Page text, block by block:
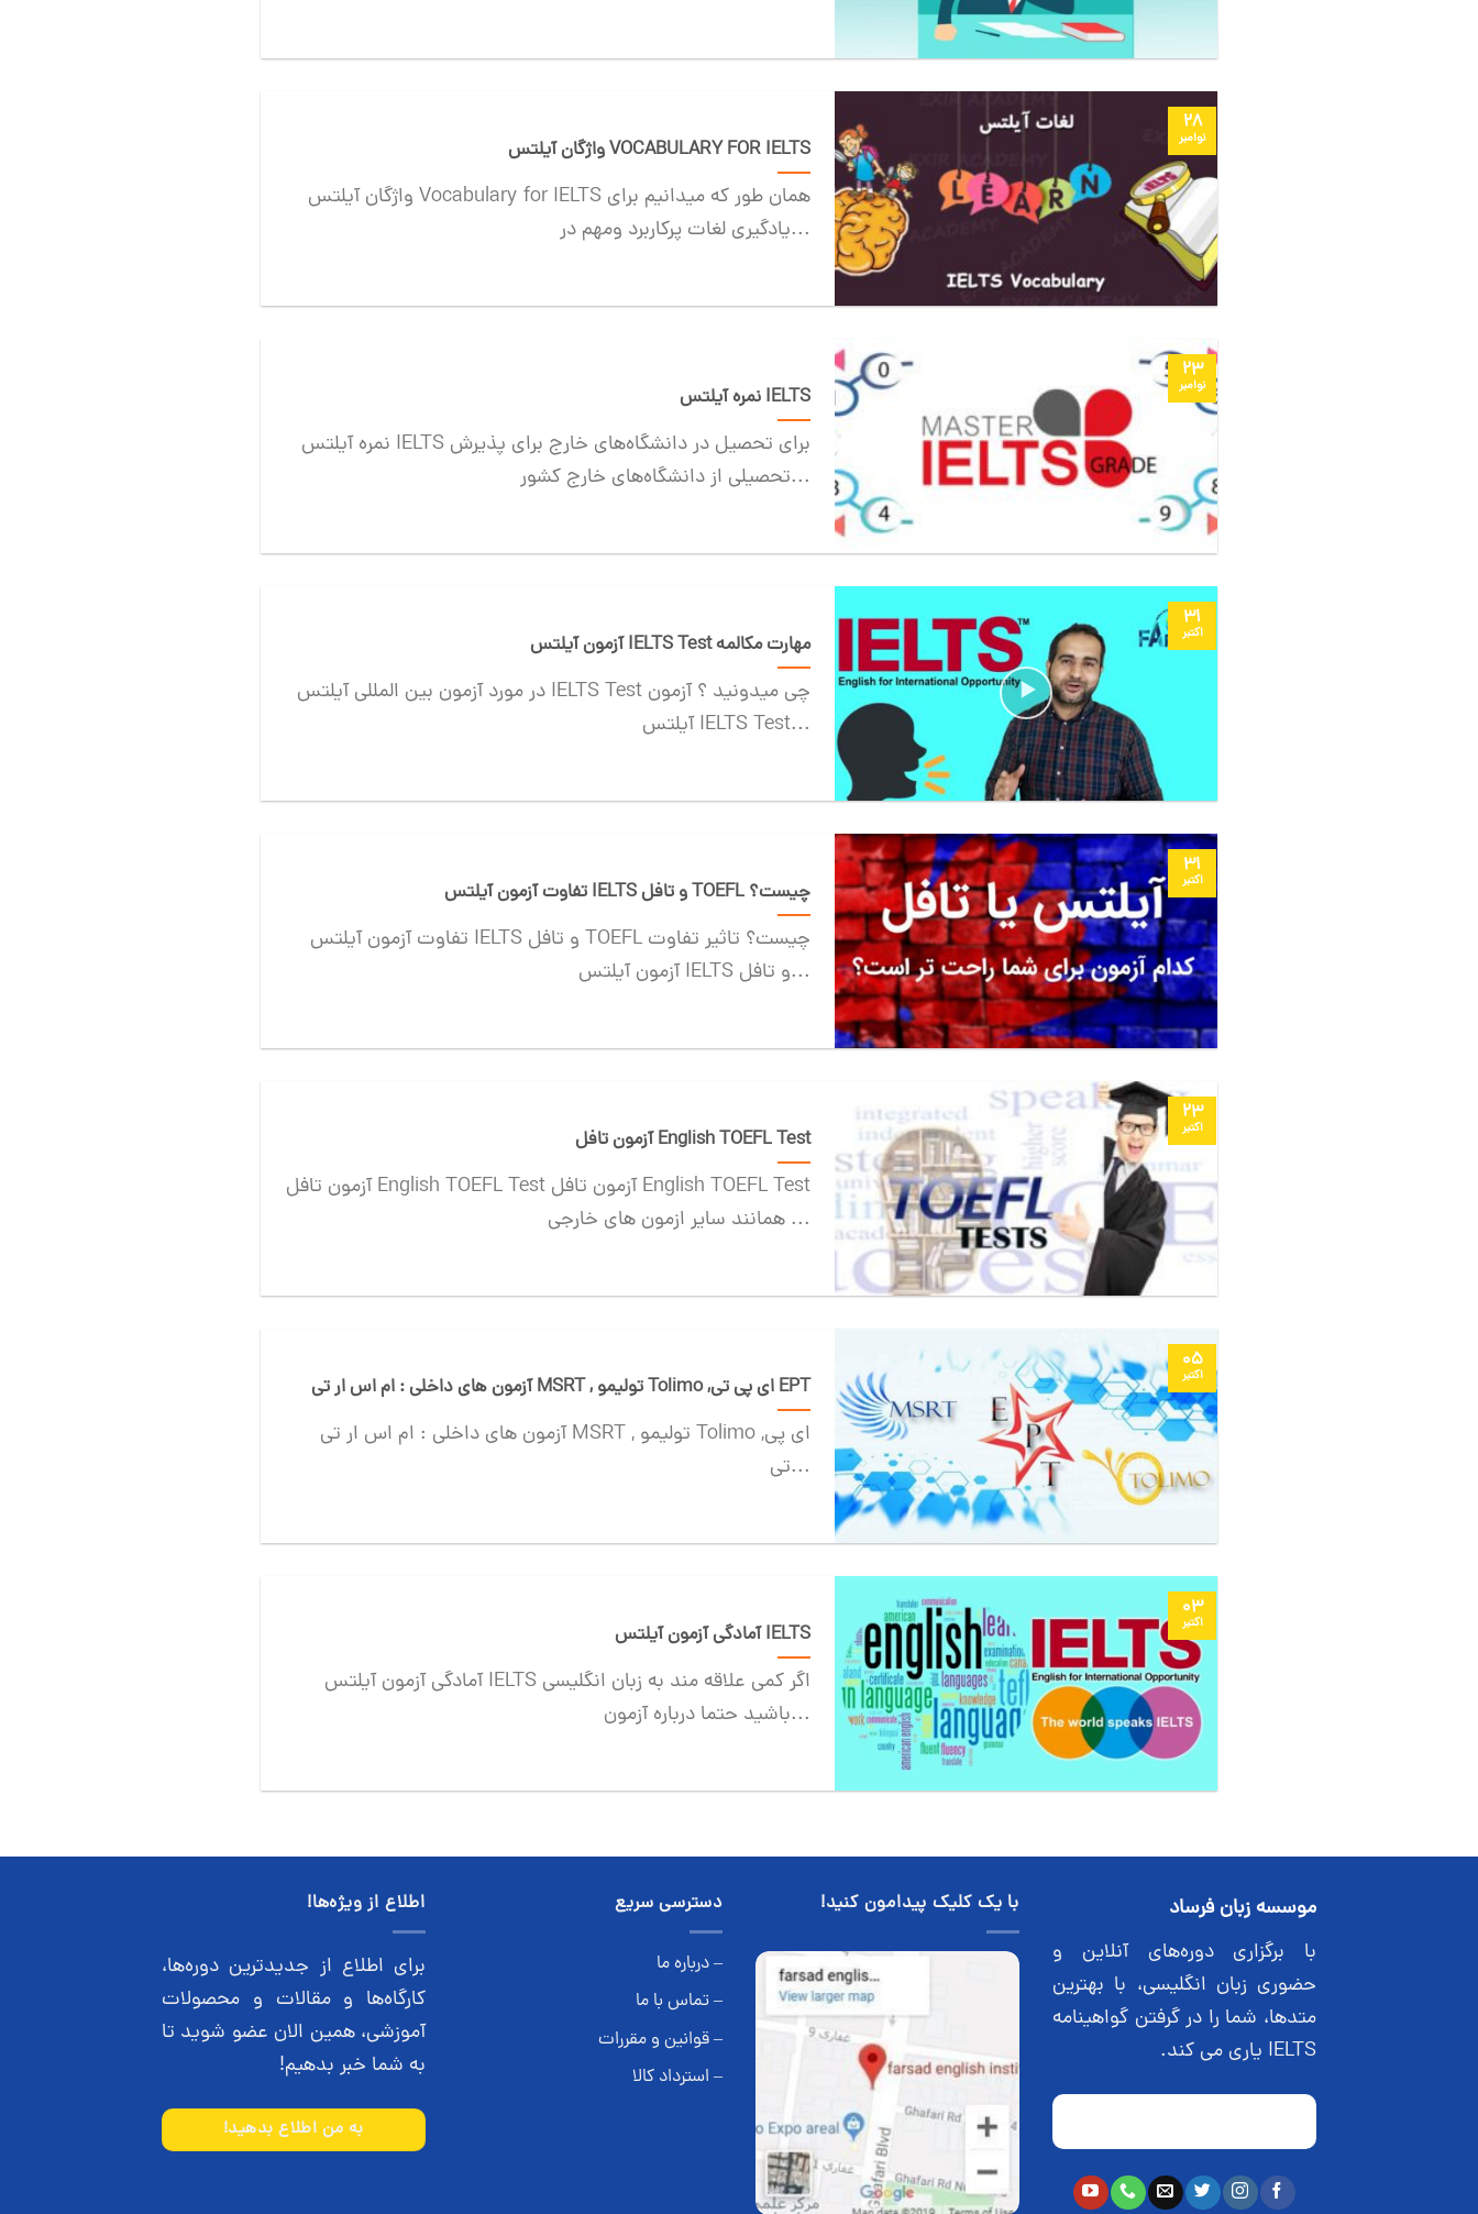
واژگان آیلتس VOCABULARY FOR IELTS
واژگان آیلتس Vocabulary for IELTS همان طور که میدانیم برای
یادگیری لغات پرکاربرد ومهم در...
28
نوامبر
نمره آیلتس IELTS
نمره آیلتس IELTS برای تحصیل در دانشگاه‌های خارج برای پذیرش
تحصیلی از دانشگاه‌های خارج کشور...
23
نوامبر
آزمون آیلتس IELTS Test مهارت مکالمه
در مورد آزمون بین المللی آیلتس IELTS Test چی میدونید ؟ آزمون
آیلتس IELTS Test...
31
اکتبر
تفاوت آزمون آیلتس IELTS و تافل TOEFL چیست؟
تفاوت آزمون آیلتس IELTS و تافل TOEFL چیست؟ تاثیر تفاوت
آزمون آیلتس IELTS و تافل...
31
اکتبر
آزمون تافل English TOEFL Test
آزمون تافل English TOEFL Test آزمون تافل English TOEFL Test
همانند سایر ازمون های خارجی ...
23
اکتبر
آزمون های داخلی : ام اس ار تی MSRT , تولیمو Tolimo ,ای پی تی EPT
آزمون های داخلی : ام اس ار تی MSRT , تولیمو Tolimo ,ای پی
تی...
05
اکتبر
آمادگی آزمون آیلتس IELTS
باشید حتما درباره آزمون...
03
اکتبر
موسسه زبان فرساد
با برگزاری دوره‌های آنلاین و
حضوری زبان انگلیسی، با بهترین
متدها، شما را در گرفتن گواهینامه
IELTS یاری می کند.
با یک کلیک پیدامون کنید! دسترسی سریع
– درباره ما
– تماس با ما
– قوانین و مقررات
– استرداد کالا
اطلاع از ویژه‌ها!
برای اطلاع از جدیدترین دوره‌ها،
کارگاه‌ها و مقالات و محصولات
آموزشی، همین الان عضو شوید تا
به شما خبر بدهیم!
به من اطلاع بدهید!